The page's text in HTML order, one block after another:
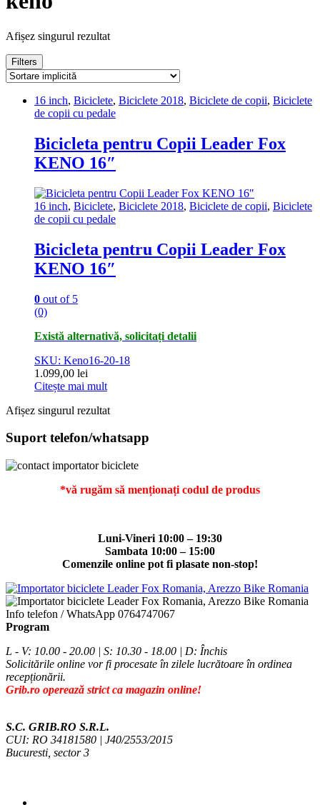
Afișez singurul rezultat
Filters
16 inch, Biciclete, Biciclete 2018, Biciclete de copii, Biciclete
de copii cu pedale
Bicicleta pentru Copii Leader Fox
KENO 16″
16 inch, Biciclete, Biciclete 2018, Biciclete de copii, Biciclete
de copii cu pedale
Bicicleta pentru Copii Leader Fox
KENO 16″
0 out of 5
(0)
Există alternativă, solicitați detalii
SKU: Keno16-20-18
1.099,00 lei
Citește mai mult
Afișez singurul rezultat
Suport telefon/whatsapp
*vă rugăm să menționați codul de produs
Luni-Vineri 10:00 – 19:30
Sambata 10:00 – 15:00
Comenzile online pot fi plasate non-stop!
Info telefon / WhatsApp 0764747067
Program
L - V: 10.00 - 20.00 | S: 10.30 - 18.00 | D: Închis
Solicitările online vor fi procesate în zilele lucrătoare în ordinea
recepționării.
Grib.ro operează strict ca magazin online!
S.C. GRIB.RO S.R.L.
CUI: RO 34181580 | J40/2553/2015
Bucuresti, sector 3